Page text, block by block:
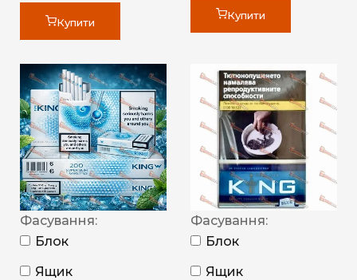
Купити
Купити
Фасування:
Блок
Ящик
Фасування:
Блок
Ящик